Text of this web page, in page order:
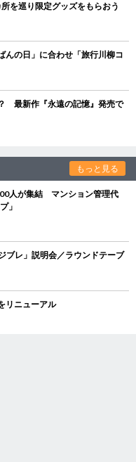
を巡り限定グッズをもらおう
の日」に合わせ「旅行川柳コ
最新作『永遠の記憶』発売で
もっと見る
人が集結 マンション管理代
」
レ」説明会／ラウンドテーブ
リニューアル